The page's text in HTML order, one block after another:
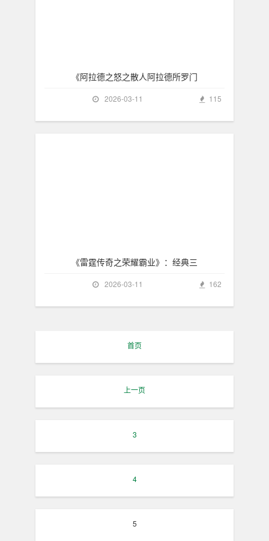
《阿拉德之怒之散人阿拉德所罗门
2026-03-11 115
《雷霆传奇之荣耀霸业》：经典三
2026-03-11 162
首页
上一页
3
4
5